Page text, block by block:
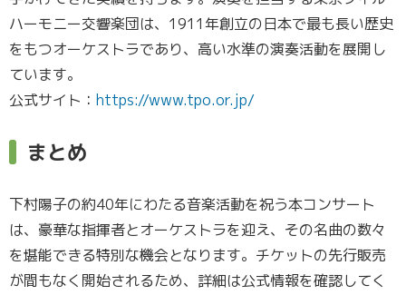
ハーモニー交響楽団は、1911年創立の日本で最も長い歴史
をもつオーケストラであり、高い水準の演奏活動を展開し
ています。
公式サイト： https://www.tpo.or.jp/
まとめ
下村陽子の約40年にわたる音楽活動を祝う本コンサート
は、豪華な指揮者とオーケストラを迎え、その名曲の数々
を堪能できる特別な機会となります。チケットの先行販売
が間もなく開始されるため、詳細は公式情報を確認してく